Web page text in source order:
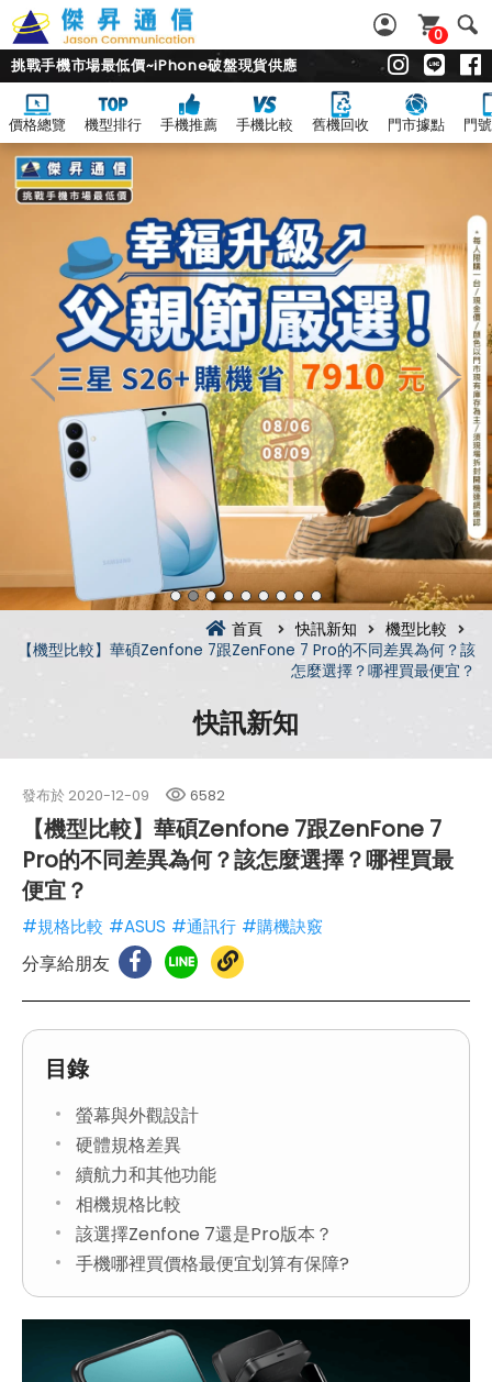
0
挑戰手機市場最低價~iPhone破盤現貨供應
價格總覽 機型排行 手機推薦 手機比較 舊機回收 門市據點 門
首頁 快訊新知
機型比較
【機型比較】華碩Zenfone 7跟ZenFone 7 Pro的不同差異為何？該
怎麼選擇？哪裡買最便宜？
快訊新知
發布於 2020-12-09 6582
【機型比較】華碩Zenfone 7跟ZenFone 7
Pro的不同差異為何？該怎麼選擇？哪裡買最
便宜？
#規格比較 #ASUS #通訊行 #購機訣竅
分享給朋友
目錄
螢幕與外觀設計
硬體規格差異
續航力和其他功能
相機規格比較
該選擇Zenfone 7還是Pro版本？
手機哪裡買價格最便宜划算有保障?